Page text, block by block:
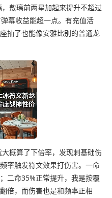
敖璃前两星加起来提升不超过
幕收益能超一点。有充值活
抽了也能像安雅比别的普通龙
算了下倍率，发现刺基础伤
率触发符文效果打伤害。一命
二命35%正常提升，我是按覆
倍，而伤害也是和频率正相